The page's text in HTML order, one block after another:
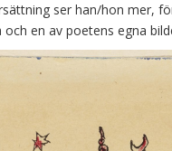
ser han/hon mer,
och en av poetens egna